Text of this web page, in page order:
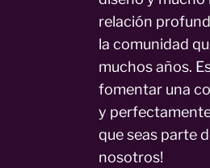
relación
la comunidad
muchos años.
fomentar una
y
que seas parte
nosotros!